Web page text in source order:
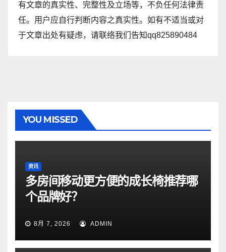
有文章的真实性、完整性及立场等，不负任何法律责
任。用户应自行判断内容之真实性。如有不适当或对
于文章出处有疑虑，请联络我们告知qq825890484
YOU MISSED
资讯
多房间移动更方便的成长椅推荐哪
个品牌好？
8月 7, 2026 ADMIN